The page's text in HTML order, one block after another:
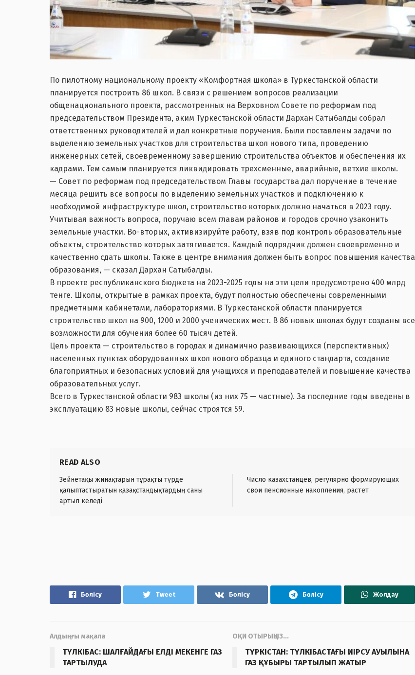
По пилотному национальному проекту «Комфортная школа» в Туркестанской области
планируется построить 86 школ. В связи с решением вопросов реализации
общенационального проекта, рассмотренных на Верховном Совете по реформам под
председательством Президента, аким Туркестанской области Дархан Сатыбалды собрал
ответственных руководителей и дал конкретные поручения. Были поставлены задачи по
выделению земельных участков для строительства школ нового типа, проведению
инженерных сетей, своевременному завершению строительства объектов и обеспечения их
кадрами. Тем самым планируется ликвидировать трехсменные, аварийные, ветхие школы.
— Совет по реформам под председательством Главы государства дал поручение в течение
месяца решить все вопросы по выделению земельных участков и подключению к
необходимой инфраструктуре школ, строительство которых должно начаться в 2023 году.
Учитывая важность вопроса, поручаю всем главам районов и городов срочно узаконить
земельные участки. Во-вторых, активизируйте работу, взяв под контроль образовательные
объекты, строительство которых затягивается. Каждый подрядчик должен своевременно и
качественно сдать школы. Также в центре внимания должен быть вопрос повышения качества
образования, — сказал Дархан Сатыбалды.
В проекте республиканского бюджета на 2023-2025 годы на эти цели предусмотрено 400 млрд
тенге. Школы, открытые в рамках проекта, будут полностью обеспечены современными
предметными кабинетами, лабораториями. В Туркестанской области планируется
строительство школ на 900, 1200 и 2000 ученических мест. В 86 новых школах будут созданы все
возможности для обучения более 60 тысяч детей.
Цель проекта — строительство в городах и динамично развивающихся (перспективных)
населенных пунктах оборудованных школ нового образца и единого стандарта, создание
благоприятных и безопасных условий для учащихся и преподавателей и повышение качества
образовательных услуг.
Всего в Туркестанской области 983 школы (из них 75 — частные). За последние годы введены в
эксплуатацию 83 новые школы, сейчас строятся 59.
READ ALSO
Зейнетақы жинақтарын тұрақты түрде
қалыптастыратын қазақстандықтардың саны
артып келеді
Число казахстанцев, регулярно формирующих
свои пенсионные накопления, растет
Бөлісу Tweet Бөлісу Бөлісу Жолдау
Алдыңғы мақала
ТҮЛКІБАС: ШАЛҒАЙДАҒЫ ЕЛДІ МЕКЕНГЕ ГАЗ
ТАРТЫЛУДА
ОҚИ ОТЫРЫҢЫЗ...
ТҮРКІСТАН: ТҮЛКІБАСТАҒЫ ИІРСУ АУЫЛЫНА
ГАЗ ҚҰБЫРЫ ТАРТЫЛЫП ЖАТЫР